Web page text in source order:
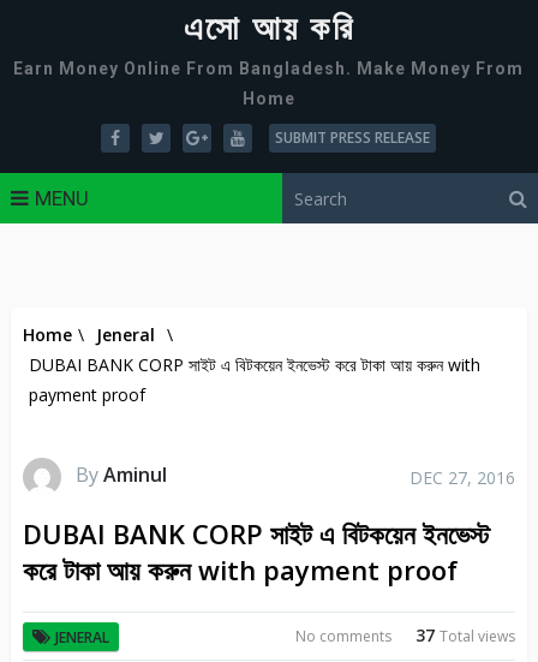
এসো আয় করি
Earn Money Online From Bangladesh. Make Money From
Home
SUBMIT PRESS RELEASE
MENU
Home \ Jeneral \
DUBAI BANK CORP সাইট এ বিটকয়েন ইনভেস্ট করে টাকা আয় করুন with
payment proof
ByAminul DEC 27, 2016
DUBAI BANK CORP সাইট এ বিটকয়েন ইনভেস্ট
করে টাকা আয় করুন with payment proof
JENERAL 37Total views
No comments